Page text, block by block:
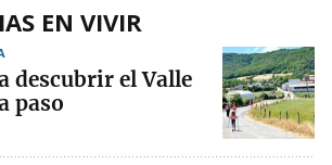
EN VIVIR
descubrir el Valle
paso